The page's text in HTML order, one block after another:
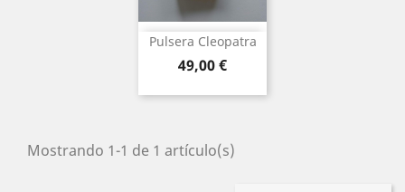
Pulsera Cleopatra
Precio
49,00 €
Mostrando 1-1 de 1 artículo(s)